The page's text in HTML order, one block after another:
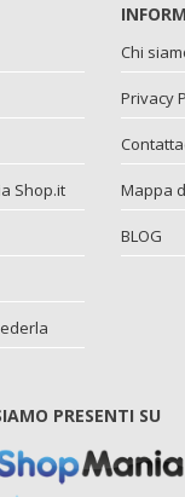
Shop.it
Chi
Privacy
Mappa
BLOG
PRESENTI SU